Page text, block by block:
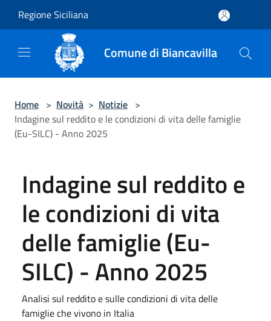
Regione Siciliana
Comune di Biancavilla
Home > Novità > Notizie >
Indagine sul reddito e le condizioni di vita delle famiglie
(Eu-SILC) - Anno 2025
Indagine sul reddito e
le condizioni di vita
delle famiglie (Eu-
SILC) - Anno 2025
Analisi sul reddito e sulle condizioni di vita delle
famiglie che vivono in Italia